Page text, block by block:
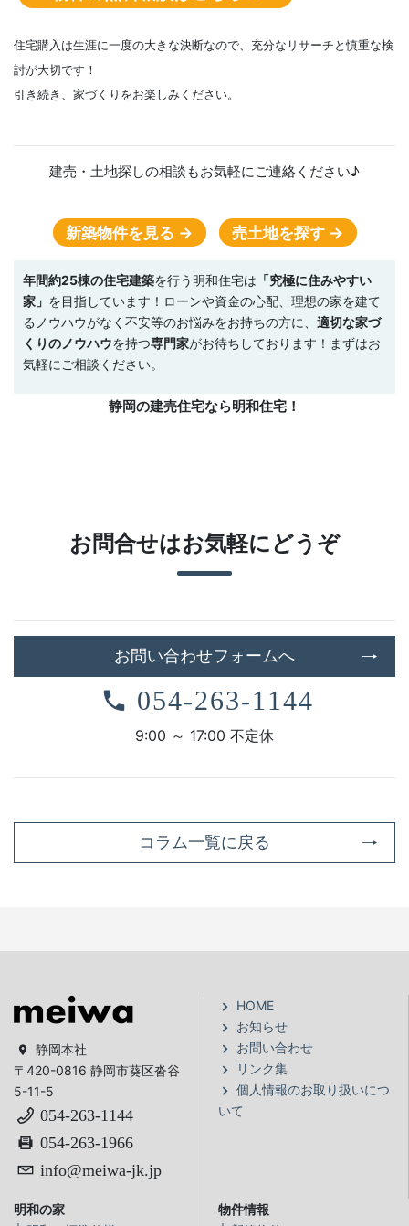
住宅購入は生涯に一度の大きな決断なので、充分なリサーチと慎重な検
討が大切です！
引き続き、家づくりをお楽しみください。
建売・土地探しの相談もお気軽にご連絡ください♪
新築物件を見る → 売土地を探す →
年間約25棟の住宅建築を行う明和住宅は 「究極に住みやすい
家」 を目指しています！ローンや資金の心配、理想の家を建て
るノウハウがなく不安等のお悩みをお持ちの方に、 適切な家づ
くりのノウハウを持つ専門家がお待ちしております！まずはお
気軽にご相談ください。
静岡の建売住宅なら明和住宅！
お問合せはお気軽にどうぞ
お問い合わせフォームへ
054-263-1144
9:00 ～ 17:00 不定休
コラム一覧に戻る
静岡本社
〒420-0816 静岡市葵区沓谷
5-11-5
054-263-1144
054-263-1966
info@meiwa-jk.jp
HOME
お知らせ
お問い合わせ
リンク集
個人情報のお取り扱いにつ
いて
明和の家
物件情報